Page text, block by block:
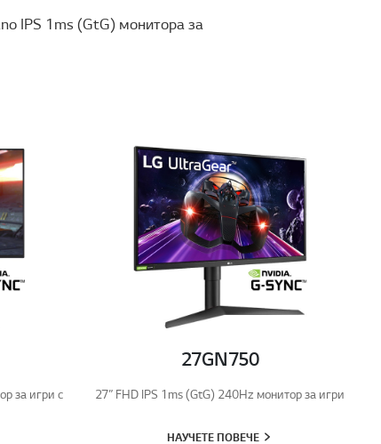
IPS 1ms (GtG) монитора за
за игри с
27GN750
27” FHD IPS 1ms (GtG) 240Hz монитор за игри
НАУЧЕТЕ ПОВЕЧЕ